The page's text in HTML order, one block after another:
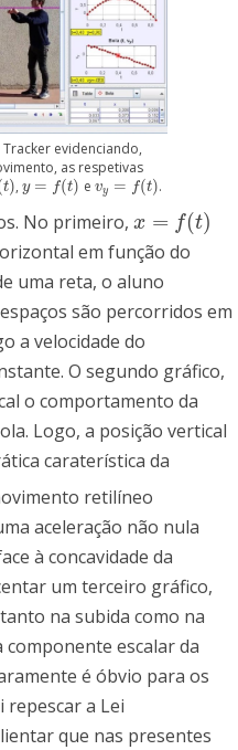
evidenciando,
as respetivas
t),y = f(t)
y=f(t e vy = f(t)
vy=f(t .
No primeiro, x = f(t)
x= f(t
em função do
uma reta, o aluno
são percorridos em
a velocidade do
O segundo gráfico,
o comportamento da
Logo, a posição vertical
caraterística da
retilíneo
aceleração não nula
à concavidade da
um terceiro gráfico,
na subida como na
componente escalar da
é óbvio para os
a Lei
que nas presentes